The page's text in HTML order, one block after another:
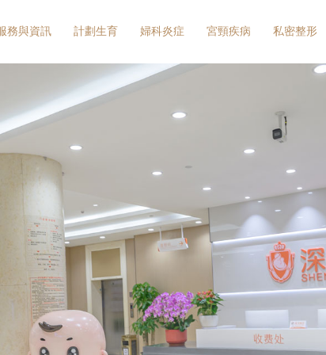
務與資訊 計劃生育 婦科炎症 宮頸疾病 私密整形